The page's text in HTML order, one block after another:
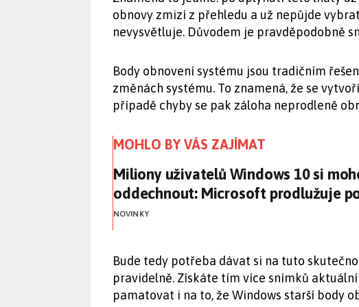
obnovy zmizí z přehledu a už nepůjde
nevysvětluje. Důvodem je pravděpodobně
Body obnovení systému jsou tradičním
změnách systému. To znamená, že se
případě chyby se pak záloha neprodleně
MOHLO BY VÁS ZAJÍMAT
Miliony uživatelů Windows 10 si
Miliony uživatelů Windows 10 si
oddechnout: Microsoft prodlužuje
NOVINKY
Bude tedy potřeba dávat si na tuto
pravidelně. Získáte tím více snímků
pamatovat i na to, že Windows starší body